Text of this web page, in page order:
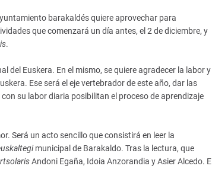
barakaldés quiere aprovechar para
que comenzará un día antes, el 2 de diciembre, y
.
Euskera. En el mismo, se quiere agradecer la labor y
Ese será el eje vertebrador de este año, dar las
su labor diaria posibilitan el proceso de aprendizaje
Será un acto sencillo que consistirá en leer la
municipal de Barakaldo. Tras la lectura, que
Andoni Egaña, Idoia Anzorandia y Asier Alcedo. El